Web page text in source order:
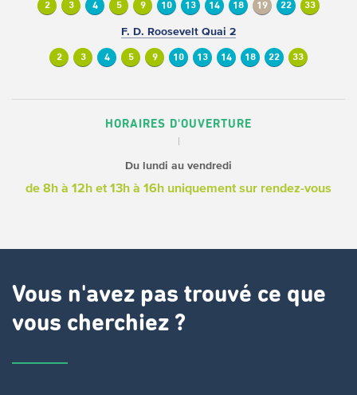
2 3 4 5 9 10 13 14 18 19 22 33
F. D. Roosevelt Quai 2
2 3 4 5 9 10 13 14 18 22 33
HORAIRES D'OUVERTURE
Du lundi au vendredi
de 8h à 12h et 13h à 16h uniquement sur rendez-vous
Vous n'avez pas trouvé ce que
vous cherchiez ?